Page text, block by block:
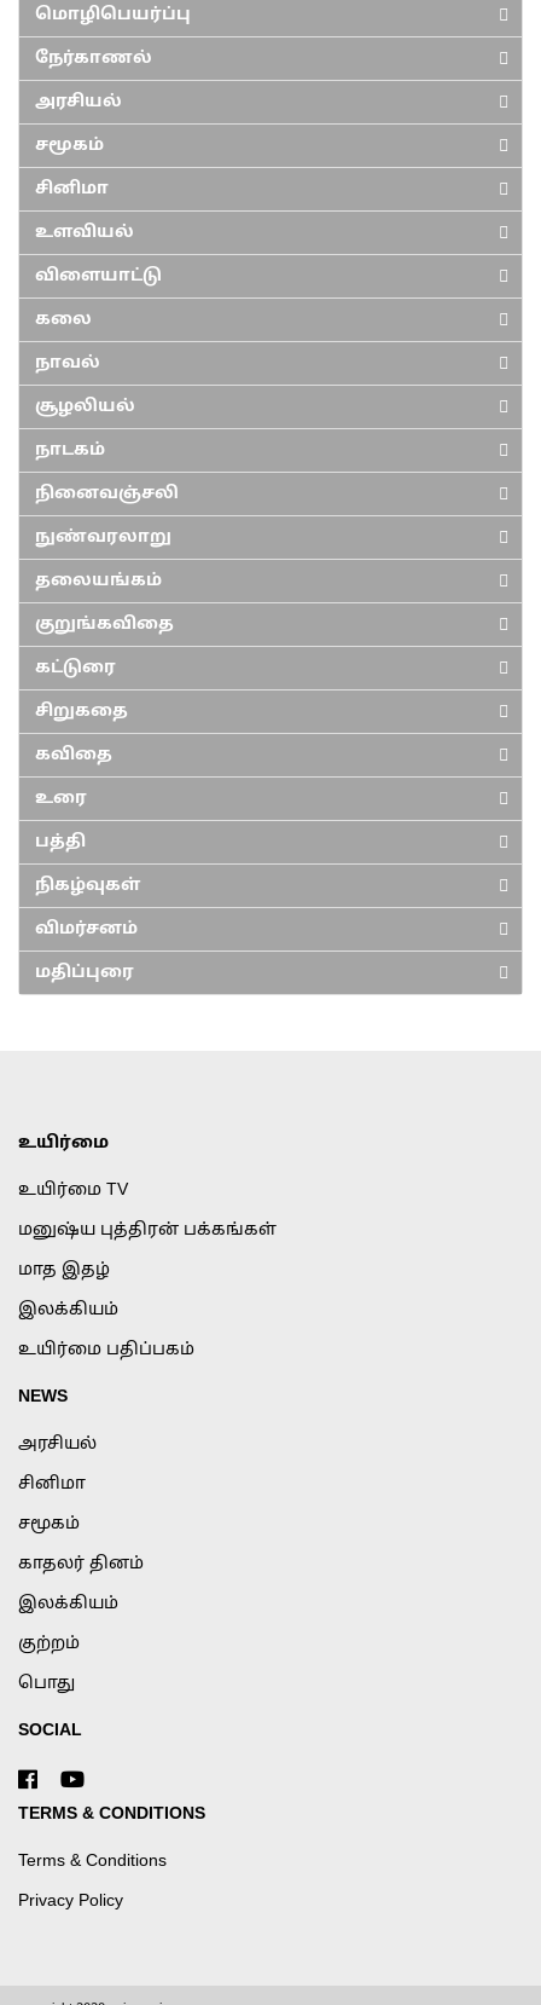
மொழிபெயர்ப்பு
நேர்காணல்
அரசியல்
சமூகம்
சினிமா
உளவியல்
விளையாட்டு
கலை
நாவல்
சூழலியல்
நாடகம்
நினைவஞ்சலி
நுண்வரலாறு
தலையங்கம்
குறுங்கவிதை
கட்டுரை
சிறுகதை
கவிதை
உரை
பத்தி
நிகழ்வுகள்
விமர்சனம்
மதிப்புரை
உயிர்மை
உயிர்மை TV
மனுஷ்ய புத்திரன் பக்கங்கள்
மாத இதழ்
இலக்கியம்
உயிர்மை பதிப்பகம்
NEWS
அரசியல்
சினிமா
சமூகம்
காதலர் தினம்
இலக்கியம்
குற்றம்
பொது
SOCIAL
TERMS & CONDITIONS
Terms & Conditions
Privacy Policy